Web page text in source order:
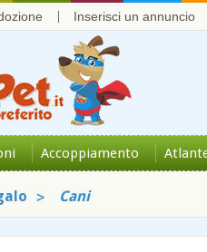
Inserisci un annuncio
Accoppiamento
Cani